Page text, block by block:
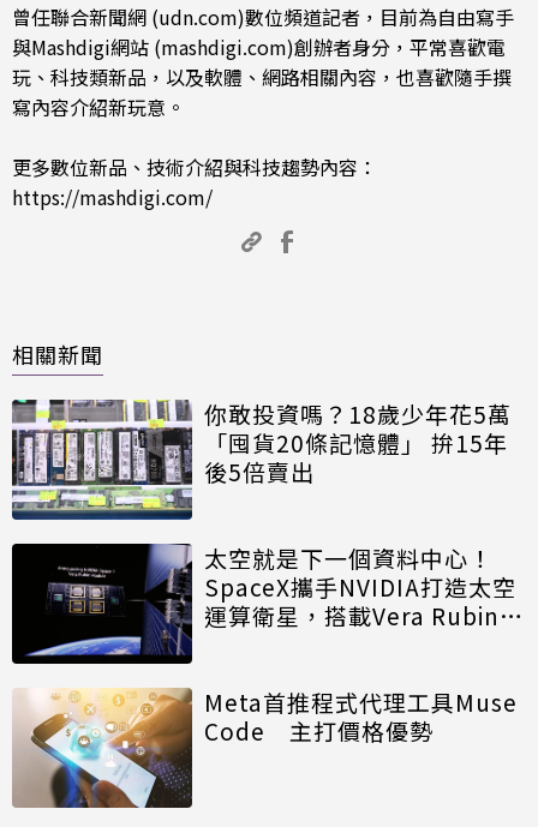
曾任聯合新聞網 (udn.com)數位頻道記者，目前為自由寫手
與Mashdigi網站 (mashdigi.com)創辦者身分，平常喜歡電
玩、科技類新品，以及軟體、網路相關內容，也喜歡隨手撰
寫內容介紹新玩意。
更多數位新品、技術介紹與科技趨勢內容：
https://mashdigi.com/
相關新聞
你敢投資嗎？18歲少年花5萬
「囤貨20條記憶體」 拚15年
後5倍賣出
太空就是下一個資料中心！
SpaceX攜手NVIDIA打造太空
運算衛星，搭載Vera Rubin運
Meta首推程式代理工具Muse
Code 主打價格優勢